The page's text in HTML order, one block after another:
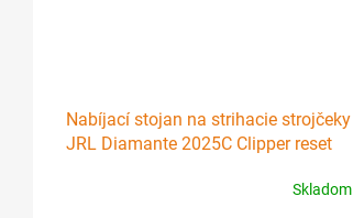
Nabíjací stojan na strihacie strojčeky
JRL Diamante 2025C Clipper reset
Skladom